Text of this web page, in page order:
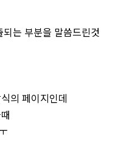
는 부분을 말씀드린것
의 페이지인데